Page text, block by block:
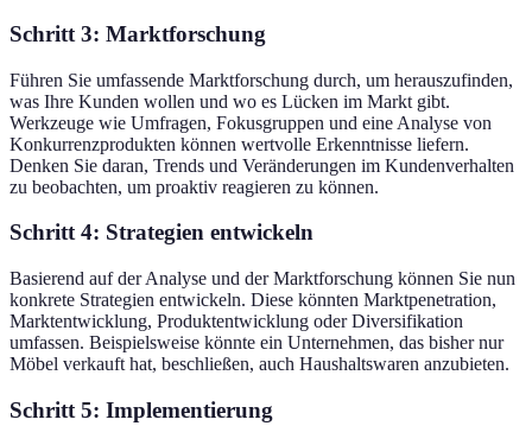
Schritt 3: Marktforschung
Führen Sie umfassende Marktforschung durch, um herauszufinden,
was Ihre Kunden wollen und wo es Lücken im Markt gibt.
Werkzeuge wie Umfragen, Fokusgruppen und eine Analyse von
Konkurrenzprodukten können wertvolle Erkenntnisse liefern.
Denken Sie daran, Trends und Veränderungen im Kundenverhalten
zu beobachten, um proaktiv reagieren zu können.
Schritt 4: Strategien entwickeln
Basierend auf der Analyse und der Marktforschung können Sie nun
konkrete Strategien entwickeln. Diese könnten Marktpenetration,
Marktentwicklung, Produktentwicklung oder Diversifikation
umfassen. Beispielsweise könnte ein Unternehmen, das bisher nur
Möbel verkauft hat, beschließen, auch Haushaltswaren anzubieten.
Schritt 5: Implementierung